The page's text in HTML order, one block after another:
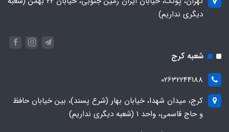
دیگری نداریم)
شعبه کرج
02632244188
کرج، میدان شهدا، خیابان بهار (شرع پسند)، بین خیابان حافظ
و حاج قاسمی، واحد ۱ (شعبه دیگری نداریم)